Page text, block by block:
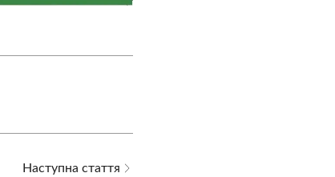
Наступна стаття